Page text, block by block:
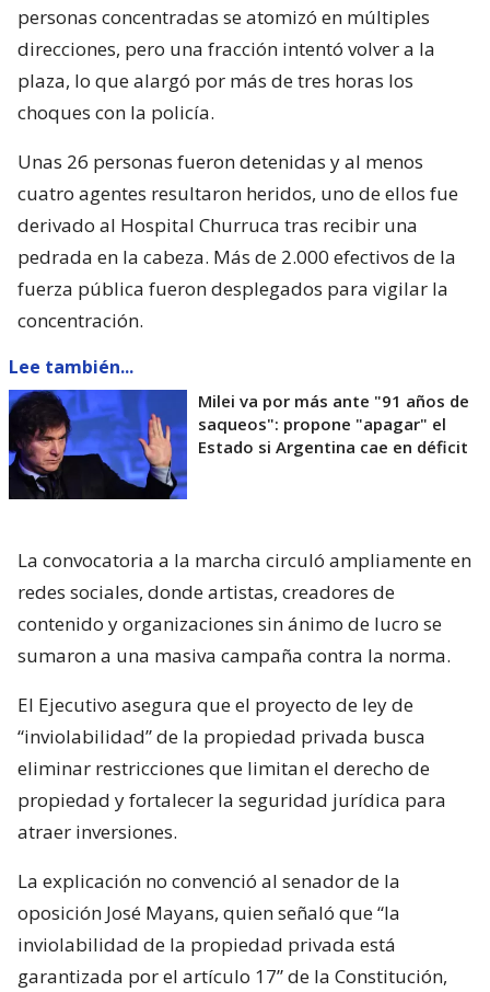
personas concentradas se atomizó en múltiples
direcciones, pero una fracción intentó volver a la
plaza, lo que alargó por más de tres horas los
choques con la policía.
Unas 26 personas fueron detenidas y al menos
cuatro agentes resultaron heridos, uno de ellos fue
derivado al Hospital Churruca tras recibir una
pedrada en la cabeza. Más de 2.000 efectivos de la
fuerza pública fueron desplegados para vigilar la
concentración.
Lee también...
Milei va por más ante "91 años de
saqueos": propone "apagar" el
Estado si Argentina cae en déficit
La convocatoria a la marcha circuló ampliamente en
redes sociales, donde artistas, creadores de
contenido y organizaciones sin ánimo de lucro se
sumaron a una masiva campaña contra la norma.
El Ejecutivo asegura que el proyecto de ley de
“inviolabilidad” de la propiedad privada busca
eliminar restricciones que limitan el derecho de
propiedad y fortalecer la seguridad jurídica para
atraer inversiones.
La explicación no convenció al senador de la
oposición José Mayans, quien señaló que “la
inviolabilidad de la propiedad privada está
garantizada por el artículo 17” de la Constitución,